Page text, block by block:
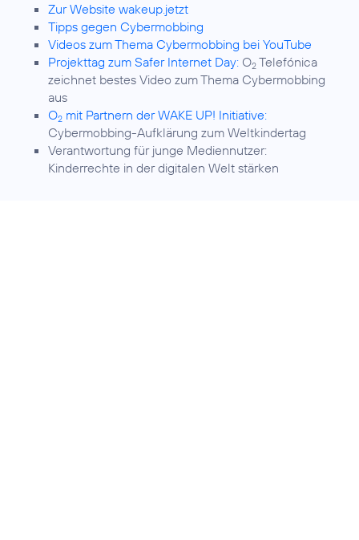
Zur Website wakeup.jetzt
Tipps gegen Cybermobbing
Videos zum Thema Cybermobbing bei YouTube
Projekttag zum Safer Internet Day: O2 Telefónica
zeichnet bestes Video zum Thema Cybermobbing
aus
O2 mit Partnern der WAKE UP! Initiative:
Cybermobbing-Aufklärung zum Weltkindertag
Verantwortung für junge Mediennutzer:
Kinderrechte in der digitalen Welt stärken